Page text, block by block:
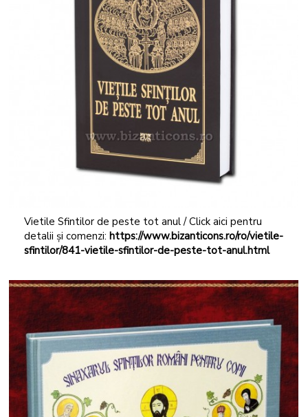
Vietile Sfintilor de peste tot anul / Click aici pentru
detalii și comenzi: https://www.bizanticons.ro/ro/vietile-
sfintilor/841-vietile-sfintilor-de-peste-tot-anul.html